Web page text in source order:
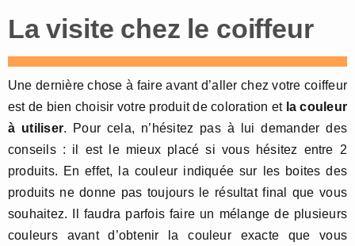
La visite chez le coiffeur
Une dernière chose à faire avant d’aller chez votre coiffeur
est de bien choisir votre produit de coloration et la couleur
à utiliser. Pour cela, n’hésitez pas à lui demander des
conseils : il est le mieux placé si vous hésitez entre 2
produits. En effet, la couleur indiquée sur les boites des
produits ne donne pas toujours le résultat final que vous
souhaitez. Il faudra parfois faire un mélange de plusieurs
couleurs avant d’obtenir la couleur exacte que vous